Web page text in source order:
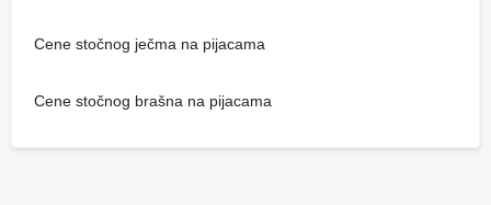
Cene stočnog ječma na pijacama
Cene stočnog brašna na pijacama